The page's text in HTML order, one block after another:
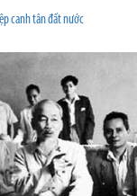
canh tân đất nước